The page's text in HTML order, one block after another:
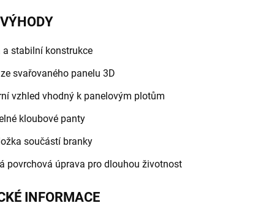
a stabilní konstrukce
svařovaného panelu 3D
vzhled vhodný k panelovým plotům
kloubové panty
součástí branky
povrchová úprava pro dlouhou životnost
INFORMACE